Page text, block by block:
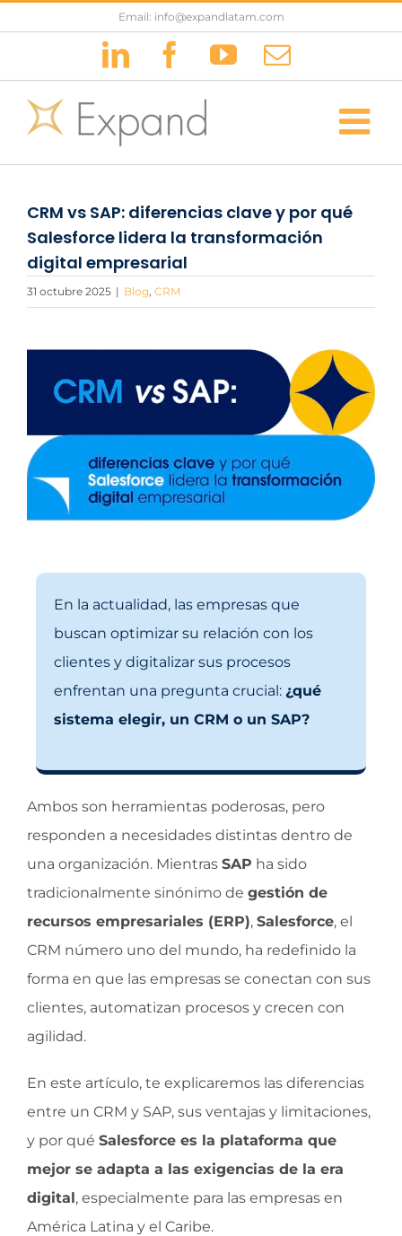
Email: info@expandlatam.com
LinkedInFacebook
YouTubeCorreo
CRM vs SAP: diferencias clave y por qué
Salesforce lidera la transformación
digital empresarial
31 octubre 2025 | Blog, CRM
En la actualidad, las empresas que
buscan optimizar su relación con los
clientes y digitalizar sus procesos
enfrentan una pregunta crucial: ¿qué
sistema elegir, un CRM o un SAP?
Ambos son herramientas poderosas, pero
responden a necesidades distintas dentro de
una organización. Mientras SAP ha sido
tradicionalmente sinónimo de gestión de
recursos empresariales (ERP), Salesforce, el
CRM número uno del mundo, ha redefinido la
forma en que las empresas se conectan con sus
clientes, automatizan procesos y crecen con
agilidad.
En este artículo, te explicaremos las diferencias
entre un CRM y SAP, sus ventajas y limitaciones,
y por qué Salesforce es la plataforma que
mejor se adapta a las exigencias de la era
digital, especialmente para las empresas en
América Latina y el Caribe.